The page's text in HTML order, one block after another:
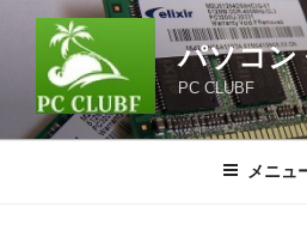
パソコン
PC CLUBF
メニュ